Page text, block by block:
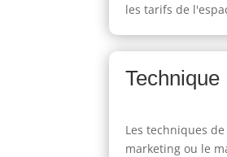
les tarifs de
Technique
Les techniques
marketing ou le